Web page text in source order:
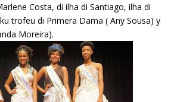
Costa, di ilha di Santiago, ilha di
trofeu di Primera Dama ( Any Sousa) y
Moreira).